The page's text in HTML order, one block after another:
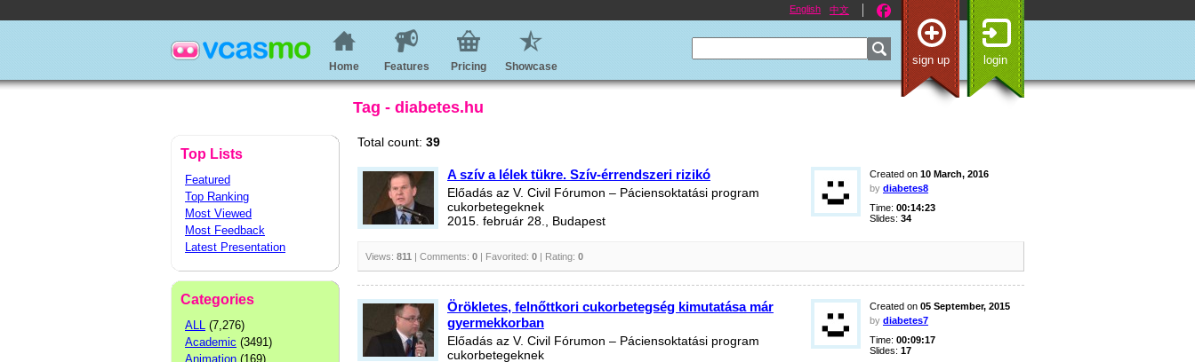
English 中文
sign up login
Home Features Pricing Showcase
Tag - diabetes.hu
Top Lists
Featured
Top Ranking
Most Viewed
Most Feedback
Latest Presentation
Categories
ALL (7,276)
Academic (3491)
Animation (169)
Total count: 39
A szív a lélek tükre. Szív-érrendszeri rizikó
Előadás az V. Civil Fórumon – Páciensoktatási program
cukorbetegeknek
2015. február 28., Budapest
Created on 10 March, 2016
by diabetes8
Time: 00:14:23
Slides: 34
Views: 811 | Comments: 0 | Favorited: 0 | Rating: 0
Örökletes, felnőttkori cukorbetegség kimutatása már
gyermekkorban
Előadás az V. Civil Fórumon – Páciensoktatási program
cukorbetegeknek
Created on 05 September, 2015
by diabetes7
Time: 00:09:17
Slides: 17